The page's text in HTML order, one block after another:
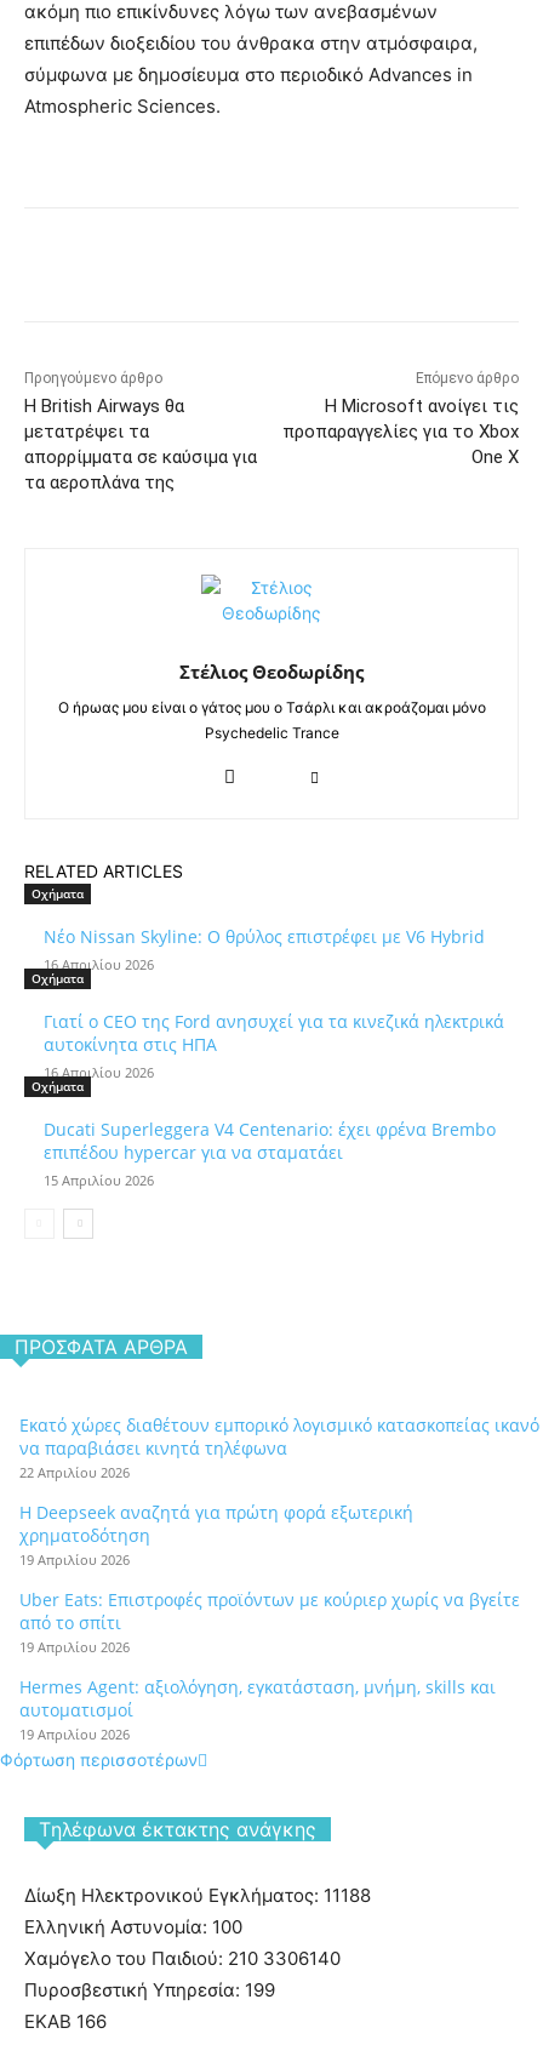
ακόμη πιο επικίνδυνες λόγω των ανεβασμένων
επιπέδων διοξειδίου του άνθρακα στην ατμόσφαιρα,
σύμφωνα με δημοσίευμα στο περιοδικό Advances in
Atmospheric Sciences.
Προηγούμενο άρθρο
Η British Airways θα
μετατρέψει τα
απορρίμματα σε καύσιμα για
τα αεροπλάνα της
Επόμενο άρθρο
Η Microsoft ανοίγει τις
προπαραγγελίες για το Xbox
One X
Στέλιος Θεοδωρίδης
Ο ήρωας μου είναι ο γάτος μου ο Τσάρλι και ακροάζομαι μόνο
Psychedelic Trance
RELATED ARTICLES
Οχήματα
Νέο Nissan Skyline: Ο θρύλος επιστρέφει με V6 Hybrid
16 Απριλίου 2026
Οχήματα
Γιατί ο CEO της Ford ανησυχεί για τα κινεζικά ηλεκτρικά
αυτοκίνητα στις ΗΠΑ
16 Απριλίου 2026
Οχήματα
Ducati Superleggera V4 Centenario: έχει φρένα Brembo
επιπέδου hypercar για να σταματάει
15 Απριλίου 2026
ΠΡΌΣΦΑΤΑ ΆΡΘΡΑ
Εκατό χώρες διαθέτουν εμπορικό λογισμικό κατασκοπείας ικανό
να παραβιάσει κινητά τηλέφωνα
22 Απριλίου 2026
Η Deepseek αναζητά για πρώτη φορά εξωτερική
χρηματοδότηση
19 Απριλίου 2026
Uber Eats: Επιστροφές προϊόντων με κούριερ χωρίς να βγείτε
από το σπίτι
19 Απριλίου 2026
Hermes Agent: αξιολόγηση, εγκατάσταση, μνήμη, skills και
αυτοματισμοί
19 Απριλίου 2026
Φόρτωση περισσοτέρων
Tηλέφωνα έκτακτης ανάγκης
Δίωξη Ηλεκτρονικού Εγκλήματος: 11188
Ελληνική Αστυνομία: 100
Χαμόγελο του Παιδιού: 210 3306140
Πυροσβεστική Υπηρεσία: 199
ΕΚΑΒ 166